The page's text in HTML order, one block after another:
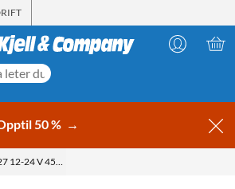
50 % →
12-24 V 450 LM